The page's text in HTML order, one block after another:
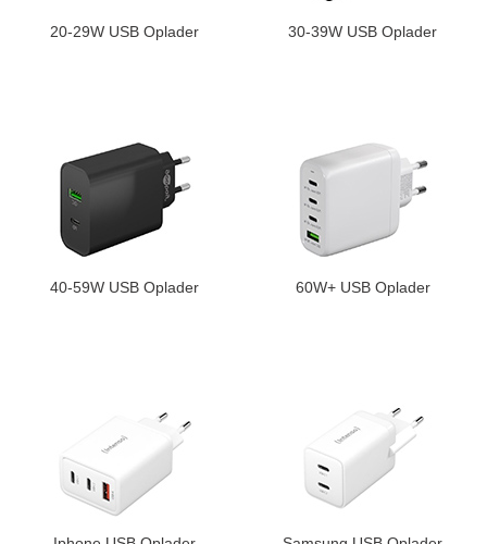
20-29W USB Oplader 30-39W USB Oplader
40-59W USB Oplader 60W+ USB Oplader